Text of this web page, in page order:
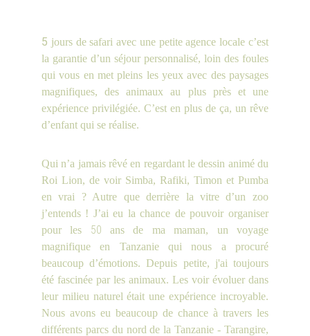
5 jours de safari avec une petite agence locale c’est
la garantie d’un séjour personnalisé, loin des foules
qui vous en met pleins les yeux avec des paysages
magnifiques, des animaux au plus près et une
expérience privilégiée. C’est en plus de ça, un rêve
d’enfant qui se réalise.
Qui n’a jamais rêvé en regardant le dessin animé du
Roi Lion, de voir Simba, Rafiki, Timon et Pumba
en vrai ? Autre que derrière la vitre d’un zoo
j’entends ! J’ai eu la chance de pouvoir organiser
pour les 50 ans de ma maman, un voyage
magnifique en Tanzanie qui nous a procuré
beaucoup d’émotions. Depuis petite, j'ai toujours
été fascinée par les animaux. Les voir évoluer dans
leur milieu naturel était une expérience incroyable.
Nous avons eu beaucoup de chance à travers les
différents parcs du nord de la Tanzanie - Tarangire,